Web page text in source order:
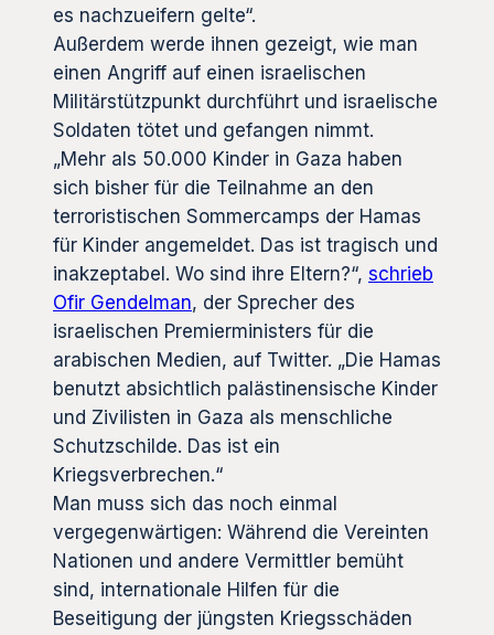
es nachzueifern gelte“.
Außerdem werde ihnen gezeigt, wie man
einen Angriff auf einen israelischen
Militärstützpunkt durchführt und israelische
Soldaten tötet und gefangen nimmt.
„Mehr als 50.000 Kinder in Gaza haben
sich bisher für die Teilnahme an den
terroristischen Sommercamps der Hamas
für Kinder angemeldet. Das ist tragisch und
inakzeptabel. Wo sind ihre Eltern?“, schrieb
Ofir Gendelman, der Sprecher des
israelischen Premierministers für die
arabischen Medien, auf Twitter. „Die Hamas
benutzt absichtlich palästinensische Kinder
und Zivilisten in Gaza als menschliche
Schutzschilde. Das ist ein
Kriegsverbrechen.“
Man muss sich das noch einmal
vergegenwärtigen: Während die Vereinten
Nationen und andere Vermittler bemüht
sind, internationale Hilfen für die
Beseitigung der jüngsten Kriegsschäden